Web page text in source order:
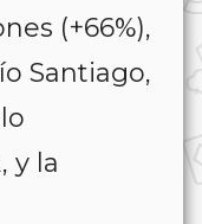
(+66%),
Santiago,
y la